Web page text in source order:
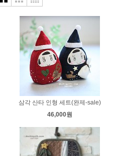
삼각 산타 인형 세트(완제-sale)
46,000원